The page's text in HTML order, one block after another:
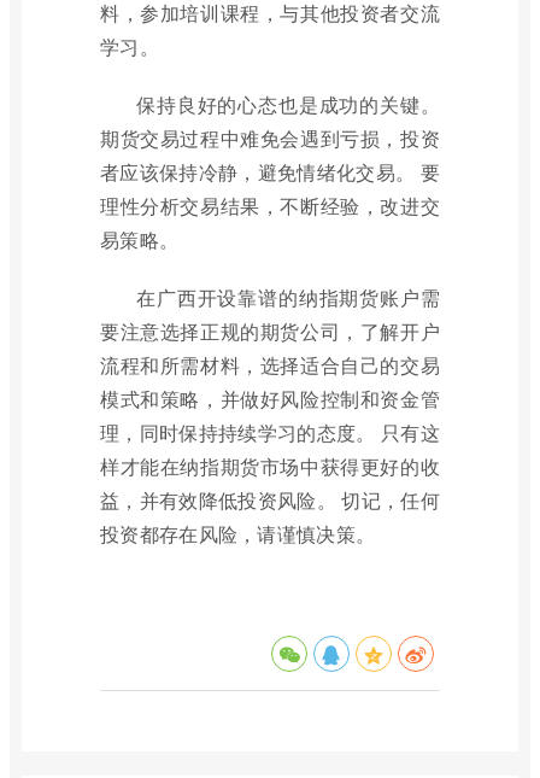
料，参加培训课程，与其他投资者交流
学习。
保持良好的心态也是成功的关键。
期货交易过程中难免会遇到亏损，投资
者应该保持冷静，避免情绪化交易。 要
理性分析交易结果，不断经验，改进交
易策略。
在广西开设靠谱的纳指期货账户需
要注意选择正规的期货公司，了解开户
流程和所需材料，选择适合自己的交易
模式和策略，并做好风险控制和资金管
理，同时保持持续学习的态度。 只有这
样才能在纳指期货市场中获得更好的收
益，并有效降低投资风险。 切记，任何
投资都存在风险，请谨慎决策。